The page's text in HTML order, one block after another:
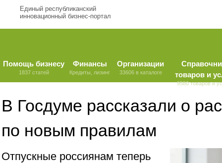
Единый республиканский
инновационный бизнес-портал
Помощь бизнесу
1837 статей
Финансы
Кредиты, лизинг
Организации
33606 в каталоге
товаров и
9580 товаров и
В Госдуме рассказали о
по новым правилам
Отпускные россиянам теперь